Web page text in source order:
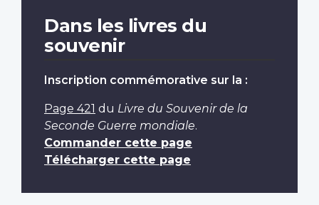
Dans les livres du
souvenir
Inscription commémorative sur la :
Page 421 du Livre du Souvenir de la
Seconde Guerre mondiale.
Commander cette page
Télécharger cette page